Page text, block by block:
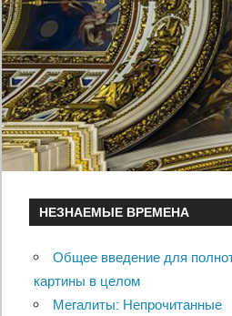
НЕЗНАЕМЫЕ ВРЕМЕНА
Общее введение для
картины в целом
Мегалиты: Непрочитанные